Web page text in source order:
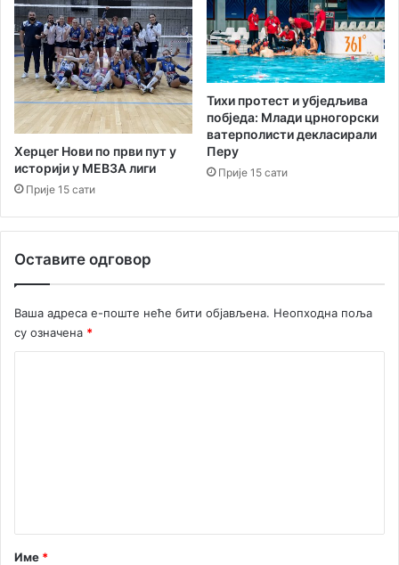
о
г
р
а
м
и
м
п
и
к
и
м
и
м
а
Херцег Нови по први пут у
историји у МЕВЗА лиги
Прије 15 сати
Тихи протест и убједљива
побједа: Млади црногорски
ватерполисти декласирали
Перу
Прије 15 сати
Оставите одговор
Ваша адреса е-поште неће бити објављена. Неопходна поља
су означена *
р
Име *